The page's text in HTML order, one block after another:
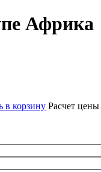
Африка
в корзину Расчет цены